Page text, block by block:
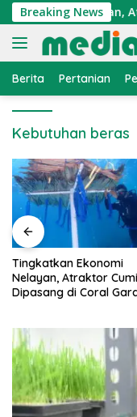
Langsung
ke
konten
Breaking News
Nelayan,
Berita Pertanian
Kebutuhan beras
PDKT Danau Tempe :
Pendekatan Kearifan
untuk Keberlanjutan